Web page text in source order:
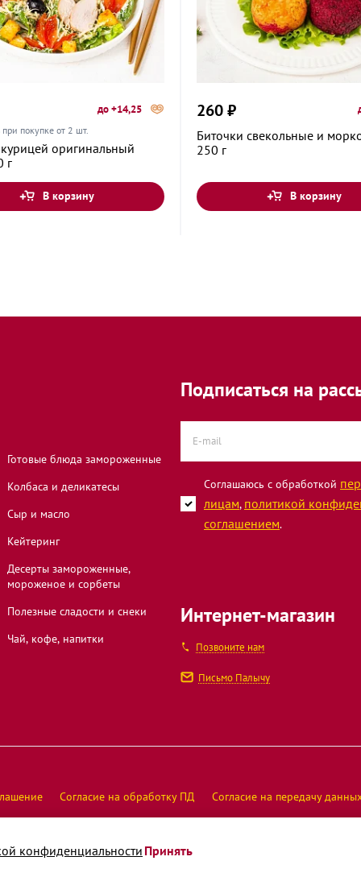
40
улица, 9
124А
до +14,25
покупке от 2 шт.
оригинальный
г
В корзину
260 ₽
Биточки свекольные и
250 г
В корзину
Готовые блюда замороженные
Колбаса и деликатесы
Сыр и масло
Кейтеринг
Десерты замороженные,
мороженое и сорбеты
Полезные сладости и снеки
Чай, кофе, напитки
Подписаться на
Соглашаюсь с обработкой
лицам, политикой
соглашением.
Интернет-магазин
Позвоните нам
Письмо Палычу
Согласие на обработку ПД Согласие на передачу
Оператор интернет-магазина ООО
конфиденциальности Принять